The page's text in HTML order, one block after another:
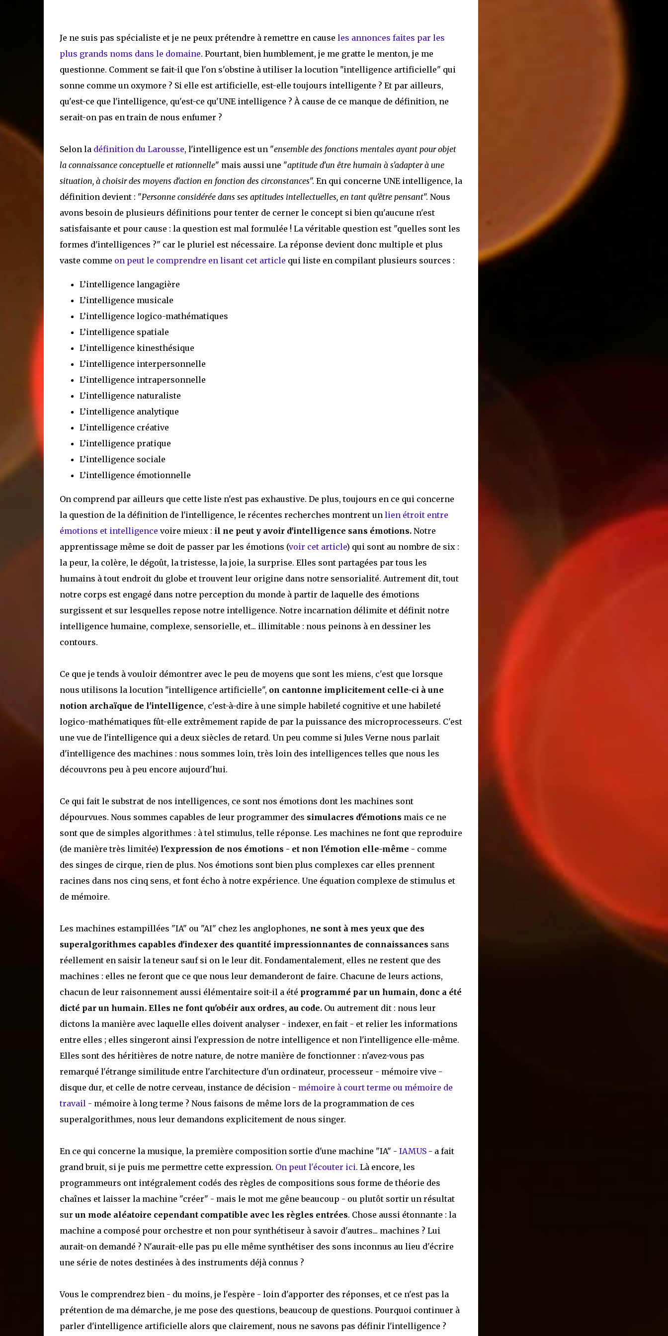
Je ne suis pas spécialiste et je ne peux prétendre à remettre en cause les annonces faites par les
plus grands noms dans le domaine. Pourtant, bien humblement, je me gratte le menton, je me
questionne. Comment se fait-il que l'on s'obstine à utiliser la locution "intelligence artificielle" qui
sonne comme un oxymore ? Si elle est artificielle, est-elle toujours intelligente ? Et par ailleurs,
qu'est-ce que l'intelligence, qu'est-ce qu'UNE intelligence ? À cause de ce manque de définition, ne
serait-on pas en train de nous enfumer ?
Selon la définition du Larousse, l'intelligence est un "ensemble des fonctions mentales ayant pour objet
la connaissance conceptuelle et rationnelle" mais aussi une "aptitude d'un être humain à s'adapter à une
situation, à choisir des moyens d'action en fonction des circonstances". En qui concerne UNE intelligence, la
définition devient : "Personne considérée dans ses aptitudes intellectuelles, en tant qu'être pensant". Nous
avons besoin de plusieurs définitions pour tenter de cerner le concept si bien qu'aucune n'est
satisfaisante et pour cause : la question est mal formulée ! La véritable question est "quelles sont les
formes d'intelligences ?" car le pluriel est nécessaire. La réponse devient donc multiple et plus
vaste comme on peut le comprendre en lisant cet article qui liste en compilant plusieurs sources :
L’intelligence langagière
L’intelligence musicale
L’intelligence logico-mathématiques
L’intelligence spatiale
L’intelligence kinesthésique
L’intelligence interpersonnelle
L’intelligence intrapersonnelle
L’intelligence naturaliste
L’intelligence analytique
L’intelligence créative
L’intelligence pratique
L’intelligence sociale
L’intelligence émotionnelle
On comprend par ailleurs que cette liste n'est pas exhaustive. De plus, toujours en ce qui concerne
la question de la définition de l'intelligence, le récentes recherches montrent un lien étroit entre
émotions et intelligence voire mieux : il ne peut y avoir d'intelligence sans émotions.Notre
apprentissage même se doit de passer par les émotions (voir cet article) qui sont au nombre de six :
la peur, la colère, le dégoût, la tristesse, la joie, la surprise. Elles sont partagées par tous les
humains à tout endroit du globe et trouvent leur origine dans notre sensorialité. Autrement dit, tout
notre corps est engagé dans notre perception du monde à partir de laquelle des émotions
surgissent et sur lesquelles repose notre intelligence. Notre incarnation délimite et définit notre
intelligence humaine, complexe, sensorielle, et... illimitable : nous peinons à en dessiner les
contours.
Ce que je tends à vouloir démontrer avec le peu de moyens que sont les miens, c'est que lorsque
nous utilisons la locution "intelligence artificielle", on cantonne implicitement celle-ci à une
notion archaïque de l'intelligence, c'est-à-dire à une simple habileté cognitive et une habileté
logico-mathématiques fût-elle extrêmement rapide de par la puissance des microprocesseurs. C'est
une vue de l'intelligence qui a deux siècles de retard. Un peu comme si Jules Verne nous parlait
d'intelligence des machines : nous sommes loin, très loin des intelligences telles que nous les
découvrons peu à peu encore aujourd'hui.
Ce qui fait le substrat de nos intelligences, ce sont nos émotions dont les machines sont
dépourvues. Nous sommes capables de leur programmer des simulacres d'émotions mais ce ne
sont que de simples algorithmes : à tel stimulus, telle réponse. Les machines ne font que reproduire
(de manière très limitée) l'expression de nos émotions - et non l'émotion elle-même - comme
des singes de cirque, rien de plus. Nos émotions sont bien plus complexes car elles prennent
racines dans nos cinq sens, et font écho à notre expérience. Une équation complexe de stimulus et
de mémoire.
Les machines estampillées "IA" ou "AI" chez les anglophones, ne sont à mes yeux que des
superalgorithmes capables d'indexer des quantité impressionnantes de connaissances sans
réellement en saisir la teneur sauf si on le leur dit. Fondamentalement, elles ne restent que des
machines : elles ne feront que ce que nous leur demanderont de faire. Chacune de leurs actions,
chacun de leur raisonnement aussi élémentaire soit-il a été programmé par un humain, donc a été
dicté par un humain. Elles ne font qu'obéir aux ordres, au code.Ou autrement dit : nous leur
dictons la manière avec laquelle elles doivent analyser - indexer, en fait - et relier les informations
entre elles ; elles singeront ainsi l'expression de notre intelligence et non l'intelligence elle-même.
Elles sont des héritières de notre nature, de notre manière de fonctionner : n'avez-vous pas
remarqué l'étrange similitude entre l'architecture d'un ordinateur, processeur - mémoire vive -
disque dur, et celle de notre cerveau, instance de décision - mémoire à court terme ou mémoire de
travail - mémoire à long terme ? Nous faisons de même lors de la programmation de ces
superalgorithmes, nous leur demandons explicitement de nous singer.
En ce qui concerne la musique, la première composition sortie d'une machine "IA" - IAMUS - a fait
grand bruit, si je puis me permettre cette expression. On peut l'écouter ici. Là encore, les
programmeurs ont intégralement codés des règles de compositions sous forme de théorie des
chaînes et laisser la machine "créer" - mais le mot me gêne beaucoup - ou plutôt sortir un résultat
sur un mode aléatoire cependant compatible avec les règles entrées. Chose aussi étonnante : la
machine a composé pour orchestre et non pour synthétiseur à savoir d'autres... machines ? Lui
aurait-on demandé ? N'aurait-elle pas pu elle même synthétiser des sons inconnus au lieu d'écrire
une série de notes destinées à des instruments déjà connus ?
Vous le comprendrez bien - du moins, je l'espère - loin d'apporter des réponses, et ce n'est pas la
prétention de ma démarche, je me pose des questions, beaucoup de questions. Pourquoi continuer à
parler d'intelligence artificielle alors que clairement, nous ne savons pas définir l'intelligence ?